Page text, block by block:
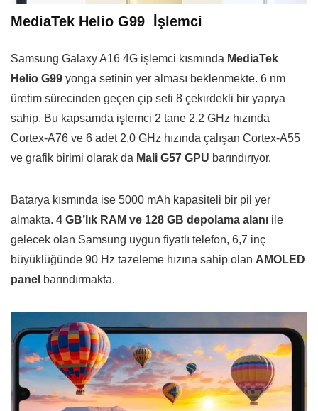
MediaTek Helio G99 İşlemci
Samsung Galaxy A16 4G işlemci kısmında MediaTek
Helio G99 yonga setinin yer alması beklenmekte. 6 nm
üretim sürecinden geçen çip seti 8 çekirdekli bir yapıya
sahip. Bu kapsamda işlemci 2 tane 2.2 GHz hızında
Cortex-A76 ve 6 adet 2.0 GHz hızında çalışan Cortex-A55
ve grafik birimi olarak da Mali G57 GPU barındırıyor.
Batarya kısmında ise 5000 mAh kapasiteli bir pil yer
almakta. 4 GB’lık RAM ve 128 GB depolama alanı ile
gelecek olan Samsung uygun fiyatlı telefon, 6,7 inç
büyüklüğünde 90 Hz tazeleme hızına sahip olan AMOLED
panel barındırmakta.